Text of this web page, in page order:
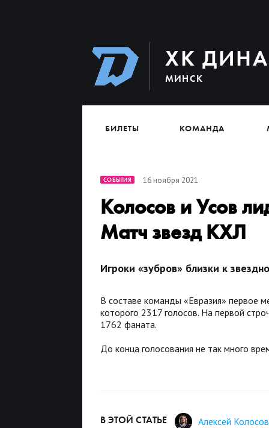
ХК
МИНСК
БИЛЕТЫ КОМАНДА
СОБЫТИЯ 16 ноября 2021
Колосов и Усов
Матч звезд КХЛ
Игроки «зубров» близки к
В составе команды «Евразия» первое
которого 2317 голосов. На первой
1762 фаната.
До конца голосования не так много
В ЭТОЙ СТАТЬЕ Алексей Колосов